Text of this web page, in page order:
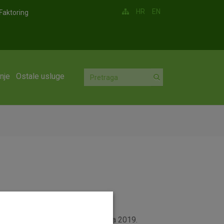
Faktoring HR EN
Ostale usluge
općih uvjeta je od 1. kolovoza 2019.